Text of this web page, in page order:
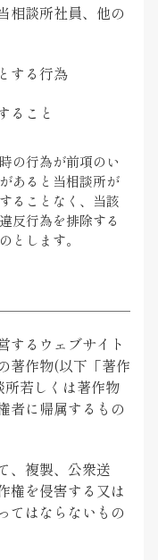
相談所社員、他の
する行為
ること
の行為が前項のい
あると当相談所が
ることなく、当該
反行為を排除する
とします。
するウェブサイト
著作物(以下「著作
若しくは著作物
者に帰属するもの
、複製、公衆送
権を侵害する又は
てはならないもの